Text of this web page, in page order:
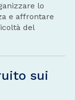
lo
e affrontare
del
sui